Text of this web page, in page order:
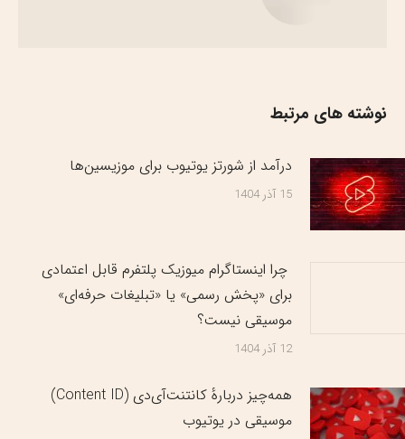
نوشته های مرتبط
درآمد از شورتز یوتیوب برای موزیسین‌ها
15 آذر 1404
چرا اینستاگرام میوزیک پلتفرم قابل اعتمادی
برای «پخش رسمی» یا «تبلیغات حرفه‌ای»
موسیقی نیست؟
12 آذر 1404
همه‌چیز دربارهٔ کانتنت‌آی‌دی (Content ID)
موسیقی در یوتیوب